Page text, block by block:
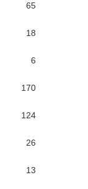
65
18
6
170
124
26
13